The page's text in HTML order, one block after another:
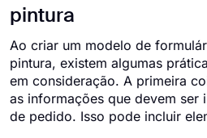
pintura
Ao criar um modelo de
pintura, existem algumas
em consideração. A primeira
as informações que devem ser
de pedido. Isso pode incluir